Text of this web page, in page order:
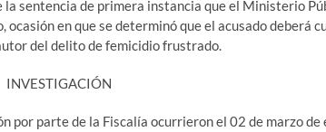
sentencia de primera instancia que el Ministerio
en que se determinó que el acusado deberá
del delito de femicidio frustrado.
INVESTIGACIÓN
por parte de la Fiscalía ocurrieron el 02 de marzo de